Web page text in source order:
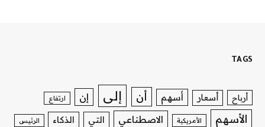
TAGS
أرباح أسعار أسهم أن إلى إن ارتفاع
الأسهم الأمريكية الاصطناعي التي الذكاء الرئيس